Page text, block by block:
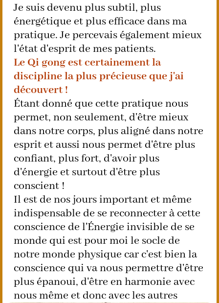
Je suis devenu plus subtil, plus
énergétique et plus efficace dans ma
pratique. Je percevais également mieux
l'état d'esprit de mes patients.
Le Qi gong est certainement la
discipline la plus précieuse que j'ai
découvert !
Étant donné que cette pratique nous
permet, non seulement, d'être mieux
dans notre corps, plus aligné dans notre
esprit et aussi nous permet d'être plus
confiant, plus fort, d'avoir plus
d'énergie et surtout d'être plus
conscient !
Il est de nos jours important et même
indispensable de se reconnecter à cette
conscience de l'Énergie invisible de se
monde qui est pour moi le socle de
notre monde physique car c'est bien la
conscience qui va nous permettre d'être
plus épanoui, d'être en harmonie avec
nous même et donc avec les autres